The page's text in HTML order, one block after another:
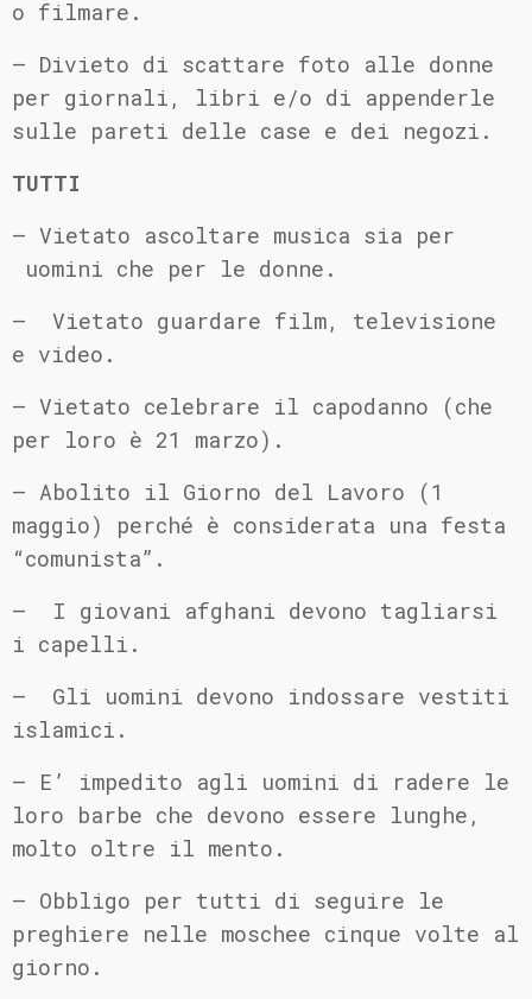
o filmare.
– Divieto di scattare foto alle donne
per giornali, libri e/o di appenderle
sulle pareti delle case e dei negozi.
TUTTI
– Vietato ascoltare musica sia per
uomini che per le donne.
– Vietato guardare film, televisione
e video.
– Vietato celebrare il capodanno (che
per loro è 21 marzo).
– Abolito il Giorno del Lavoro (1
maggio) perché è considerata una festa
“comunista”.
– I giovani afghani devono tagliarsi
i capelli.
– Gli uomini devono indossare vestiti
islamici.
– E’ impedito agli uomini di radere le
loro barbe che devono essere lunghe,
molto oltre il mento.
– Obbligo per tutti di seguire le
preghiere nelle moschee cinque volte al
giorno.